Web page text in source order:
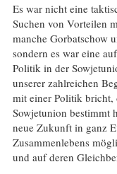
Es war nicht eine
Suchen von Vorteilen
manche Gorbatschow
sondern es war eine
Politik in der
unserer zahlreichen
mit einer Politik bricht,
Sowjetunion bestimmt
neue Zukunft in ganz
Zusammenlebens
und auf deren